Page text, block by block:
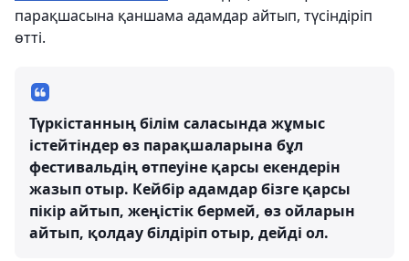
парақшасына қаншама адамдар айтып, түсіндіріп
өтті.
Түркістанның білім саласында жұмыс
істейтіндер өз парақшаларына бұл
фестивальдің өтпеуіне қарсы екендерін
жазып отыр. Кейбір адамдар бізге қарсы
пікір айтып, жеңістік бермей, өз ойларын
айтып, қолдау білдіріп отыр, дейді ол.